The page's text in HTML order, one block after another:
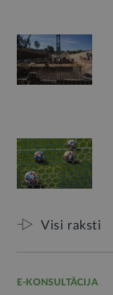
Visi raksti
E-KONSULTĀCIJA